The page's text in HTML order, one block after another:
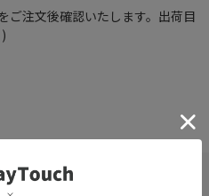
ご注文後確認いたします。出荷目